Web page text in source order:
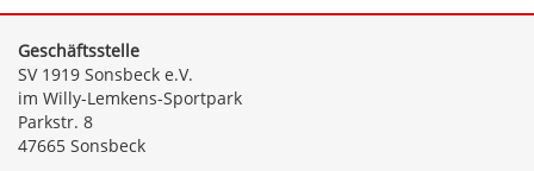
Geschäftsstelle
SV 1919 Sonsbeck e.V.
im Willy-Lemkens-Sportpark
Parkstr. 8
47665 Sonsbeck